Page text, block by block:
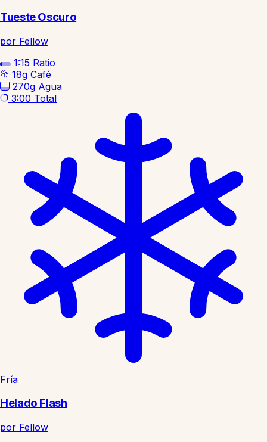
Tueste Oscuro
por Fellow
1:15 Ratio
18g Café
270g Agua
3:00 Total
Fría
Helado Flash
por Fellow